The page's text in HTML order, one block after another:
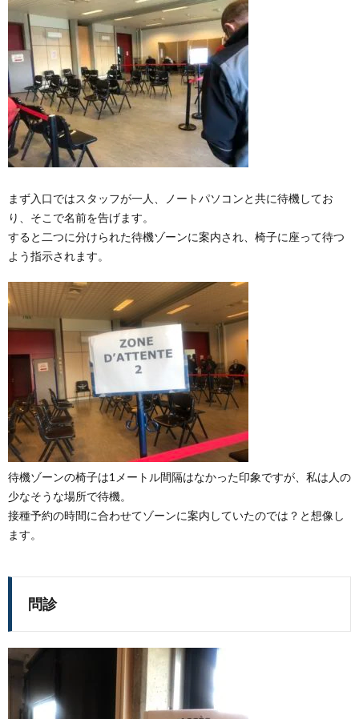
まず入口ではスタッフが一人、ノートパソコンと共に待機してお
り、そこで名前を告げます。
すると二つに分けられた待機ゾーンに案内され、椅子に座って待つ
よう指示されます。
待機ゾーンの椅子は1メートル間隔はなかった印象ですが、私は人の
少なそうな場所で待機。
接種予約の時間に合わせてゾーンに案内していたのでは？と想像し
ます。
問診